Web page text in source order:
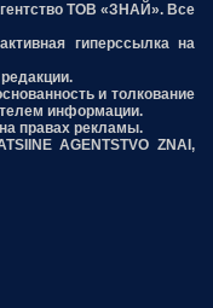
ТОВ «ЗНАЙ». Все
гиперссылка на
и толкование
информации.
правах рекламы.
AGENTSTVO ZNAI,